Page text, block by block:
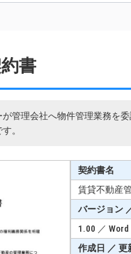
書
管理会社へ物件管理業務を
。
契約書名
賃貸不動産
バージョン
1.00 ／ Word
作成日 ／ 更